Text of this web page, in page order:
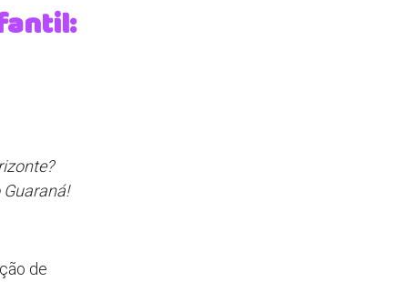
de